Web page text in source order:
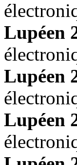
Lupéen
Lupéen
Lupéen